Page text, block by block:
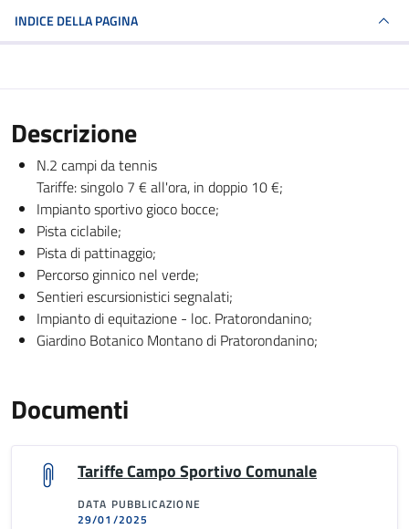
INDICE DELLA PAGINA
Descrizione
N.2 campi da tennis
Tariffe: singolo 7 € all'ora, in doppio 10 €;
Impianto sportivo gioco bocce;
Pista ciclabile;
Pista di pattinaggio;
Percorso ginnico nel verde;
Sentieri escursionistici segnalati;
Impianto di equitazione - loc. Pratorondanino;
Giardino Botanico Montano di Pratorondanino;
Documenti
Tariffe Campo Sportivo Comunale
DATA PUBBLICAZIONE
29/01/2025